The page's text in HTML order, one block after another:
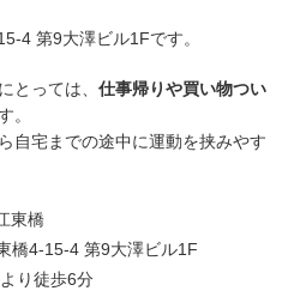
4 第9大澤ビル1Fです。
とっては、 仕事帰りや買い物つい
。
自宅までの途中に運動を挟みやす
東橋
橋4-15-4 第9大澤ビル1F
り徒歩6分